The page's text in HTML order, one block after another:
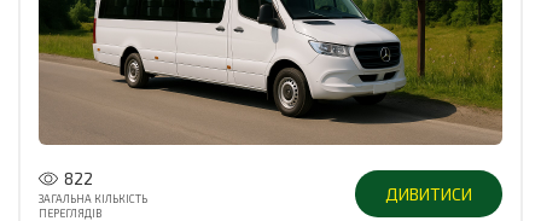
822
ЗАГАЛЬНА КІЛЬКІСТЬ
ПЕРЕГЛЯДІВ
ДИВИТИСИ